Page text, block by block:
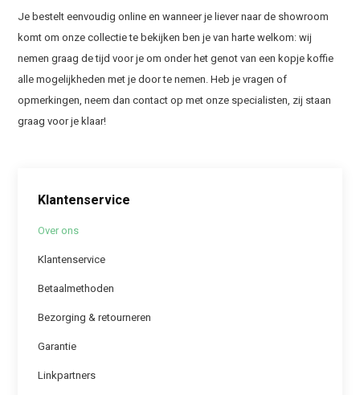
Klantenservice
Over ons
Klantenservice
Betaalmethoden
Bezorging & retourneren
Garantie
Linkpartners
Je bestelt eenvoudig online en wanneer je liever naar de showroom
komt om onze collectie te bekijken ben je van harte welkom: wij
nemen graag de tijd voor je om onder het genot van een kopje koffie
alle mogelijkheden met je door te nemen. Heb je vragen of
opmerkingen, neem dan contact op met onze specialisten, zij staan
graag voor je klaar!